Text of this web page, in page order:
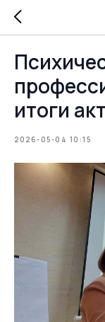
итоги
2026-05-04 10:15